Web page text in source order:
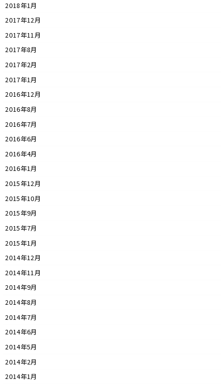
2018年1月
2017年12月
2017年11月
2017年8月
2017年2月
2017年1月
2016年12月
2016年8月
2016年7月
2016年6月
2016年4月
2016年1月
2015年12月
2015年10月
2015年9月
2015年7月
2015年1月
2014年12月
2014年11月
2014年9月
2014年8月
2014年7月
2014年6月
2014年5月
2014年2月
2014年1月